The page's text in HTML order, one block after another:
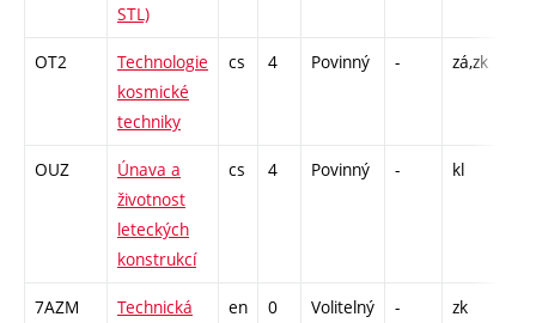
STL)
OT2
Technologie
kosmické
techniky
cs 4 Povinný - zá,zk
OUZ
Únava a
životnost
leteckých
konstrukcí
cs 4 Povinný - kl
7AZM
Technická
en 0 Volitelný - zk